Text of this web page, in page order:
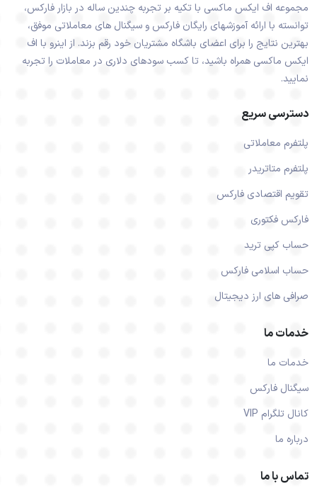
مجموعه اف ایکس ماکسی با تکیه بر تجربه چندین ساله در بازار فارکس،
توانسته با ارائه آموزشهای رایگان فارکس و سیگنال های معاملاتی موفق،
بهترین نتایج را برای اعضای باشگاه مشتریان خود رقم بزند. از اینرو با اف
ایکس ماکسی همراه باشید، تا کسب سودهای دلاری در معاملات را تجربه
نمایید.
دسترسی سریع
پلتفرم معاملاتی
پلتفرم متاتریدر
تقویم اقتصادی فارکس
فارکس فکتوری
حساب کپی ترید
حساب اسلامی فارکس
صرافی های ارز دیجیتال
خدمات ما
خدمات ما
سیگنال فارکس
کانال تلگرام VIP
درباره ما
تماس با ما